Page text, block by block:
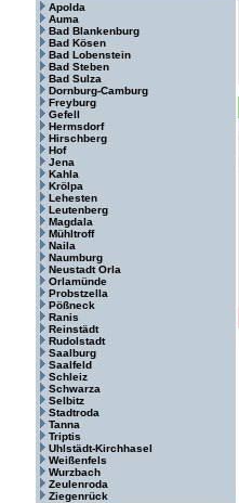
Apolda
Auma
Bad Blankenburg
Bad Kösen
Bad Lobenstein
Bad Steben
Bad Sulza
Dornburg-Camburg
Freyburg
Gefell
Hermsdorf
Hirschberg
Hof
Jena
Kahla
Krölpa
Lehesten
Leutenberg
Magdala
Mühltroff
Naila
Naumburg
Neustadt Orla
Orlamünde
Probstzella
Pößneck
Ranis
Reinstädt
Rudolstadt
Saalburg
Saalfeld
Schleiz
Schwarza
Selbitz
Stadtroda
Tanna
Triptis
Uhlstädt-Kirchhasel
Weißenfels
Wurzbach
Zeulenroda
Ziegenrück